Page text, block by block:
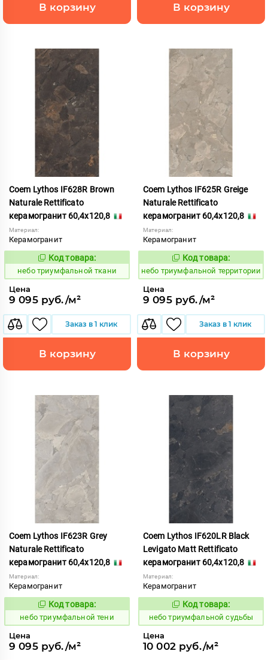
В корзину В корзину
Coem Lythos IF628R Brown
Naturale Rettificato
керамогранит 60,4x120,8
Материал:
Керамогранит
1122480
Код товара:
небо триумфальной ткани
Цена
9 095 руб./м²
Заказ в 1 клик
В корзину
Coem Lythos IF625R Greige
Naturale Rettificato
керамогранит 60,4x120,8
Материал:
Керамогранит
1122479
Код товара:
небо триумфальной территории
Цена
9 095 руб./м²
Заказ в 1 клик
В корзину
Coem Lythos IF623R Grey
Naturale Rettificato
керамогранит 60,4x120,8
Материал:
Керамогранит
1122478
Код товара:
небо триумфальной тени
Цена
9 095 руб./м²
Coem Lythos IF620LR Black
Levigato Matt Rettificato
керамогранит 60,4x120,8
Материал:
Керамогранит
1122474
Код товара:
небо триумфальной судьбы
Цена
10 002 руб./м²